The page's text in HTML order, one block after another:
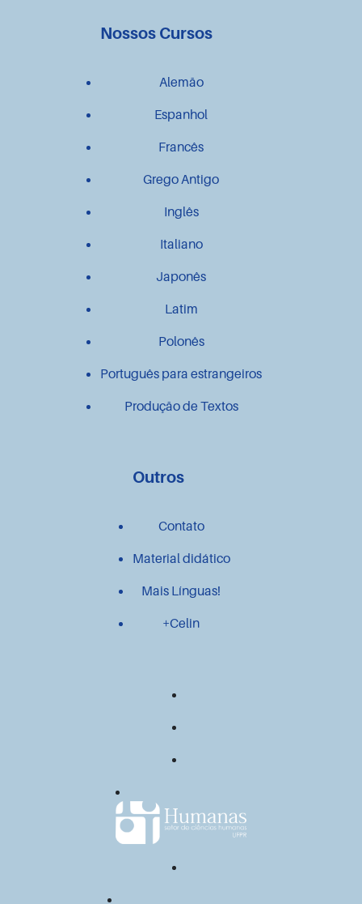
Nossos Cursos
Alemão
Espanhol
Francês
Grego Antigo
Inglês
Italiano
Japonês
Latim
Polonês
Português para estrangeiros
Produção de Textos
Outros
Contato
Material didático
Mais Línguas!
+Celin